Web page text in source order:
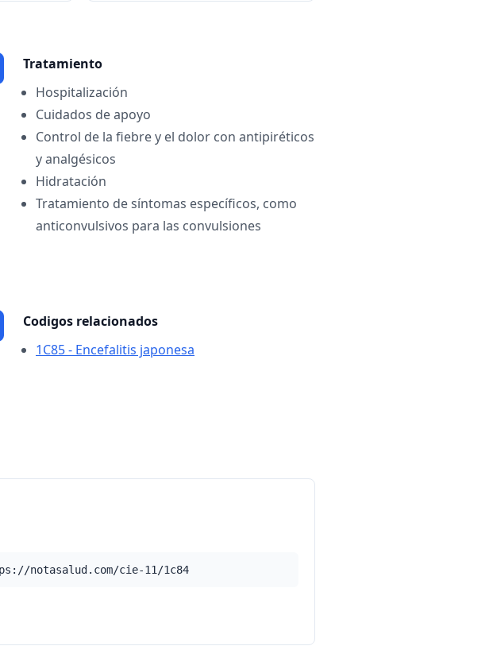
Tratamiento
Hospitalización
Cuidados de apoyo
Control de la fiebre y el dolor con antipiréticos
y analgésicos
Hidratación
Tratamiento de síntomas específicos, como
anticonvulsivos para las convulsiones
Codigos relacionados
1C85 - Encefalitis japonesa
notasalud.com/cie-11/1c84